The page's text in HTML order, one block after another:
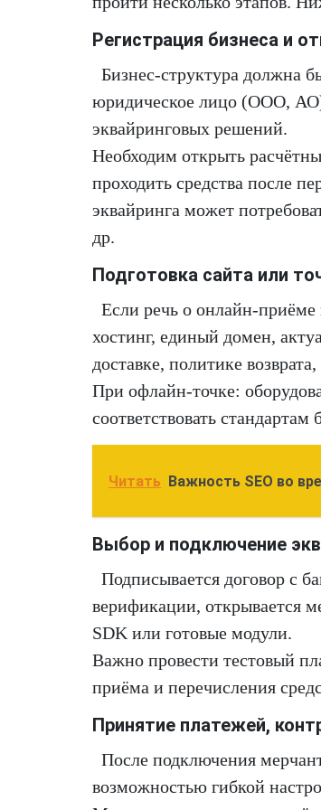
Регистрация бизнеса и
Бизнес-структура должна
юридическое лицо (ООО,
эквайринговых решений.
Необходим открыть
проходить средства после
эквайринга может
др.
Подготовка сайта или
Если речь о онлайн-
хостинг, единый домен,
доставке, политике
При офлайн-точке:
соответствовать
Читать Важность SEO во
Выбор и подключение
Подписывается договор с
верификации, открывается
SDK или готовые модули.
Важно провести тестовый
приёма и перечисления
Принятие платежей,
После подключения
возможностью гибкой